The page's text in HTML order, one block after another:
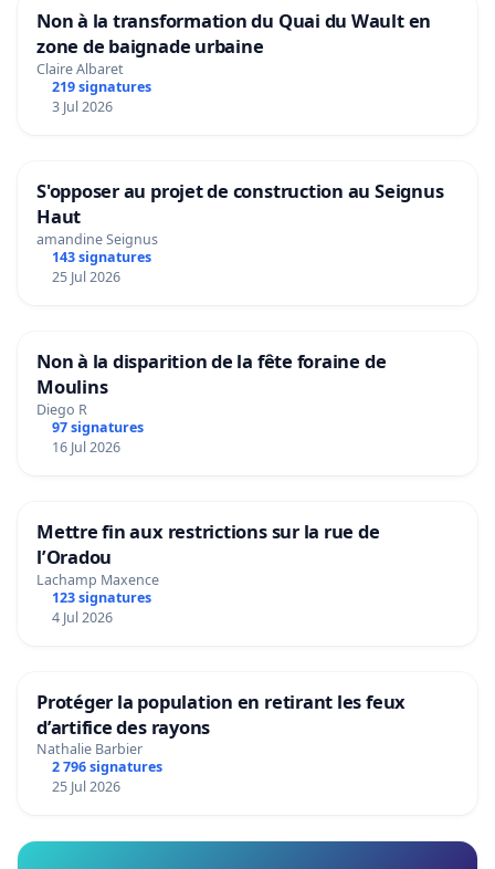
Non à la transformation du Quai du Wault en
zone de baignade urbaine
Claire Albaret
219 signatures
3 Jul 2026
S'opposer au projet de construction au Seignus
Haut
amandine Seignus
143 signatures
25 Jul 2026
Non à la disparition de la fête foraine de
Moulins
Diego R
97 signatures
16 Jul 2026
Mettre fin aux restrictions sur la rue de
l’Oradou
Lachamp Maxence
123 signatures
4 Jul 2026
Protéger la population en retirant les feux
d’artifice des rayons
Nathalie Barbier
2 796 signatures
25 Jul 2026